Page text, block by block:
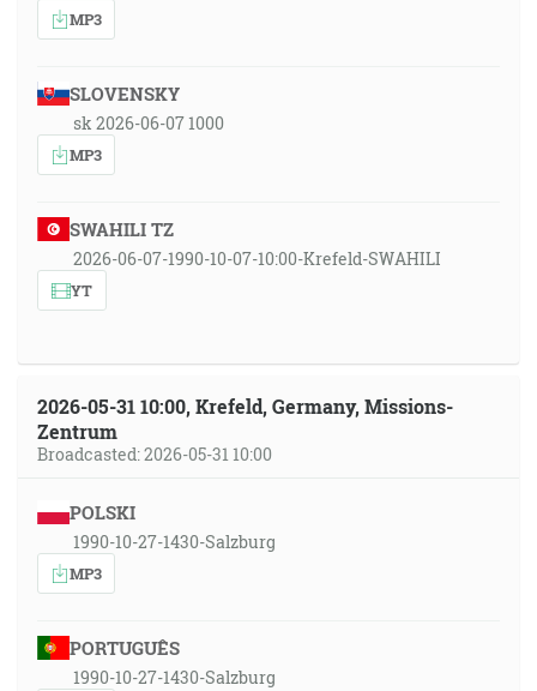
MP3
SLOVENSKY
sk 2026-06-07 1000
MP3
SWAHILI TZ
2026-06-07-1990-10-07-10:00-Krefeld-SWAHILI
YT
2026-05-31 10:00, Krefeld, Germany, Missions-
Zentrum
Broadcasted: 2026-05-31 10:00
POLSKI
1990-10-27-1430-Salzburg
MP3
PORTUGUÊS
1990-10-27-1430-Salzburg